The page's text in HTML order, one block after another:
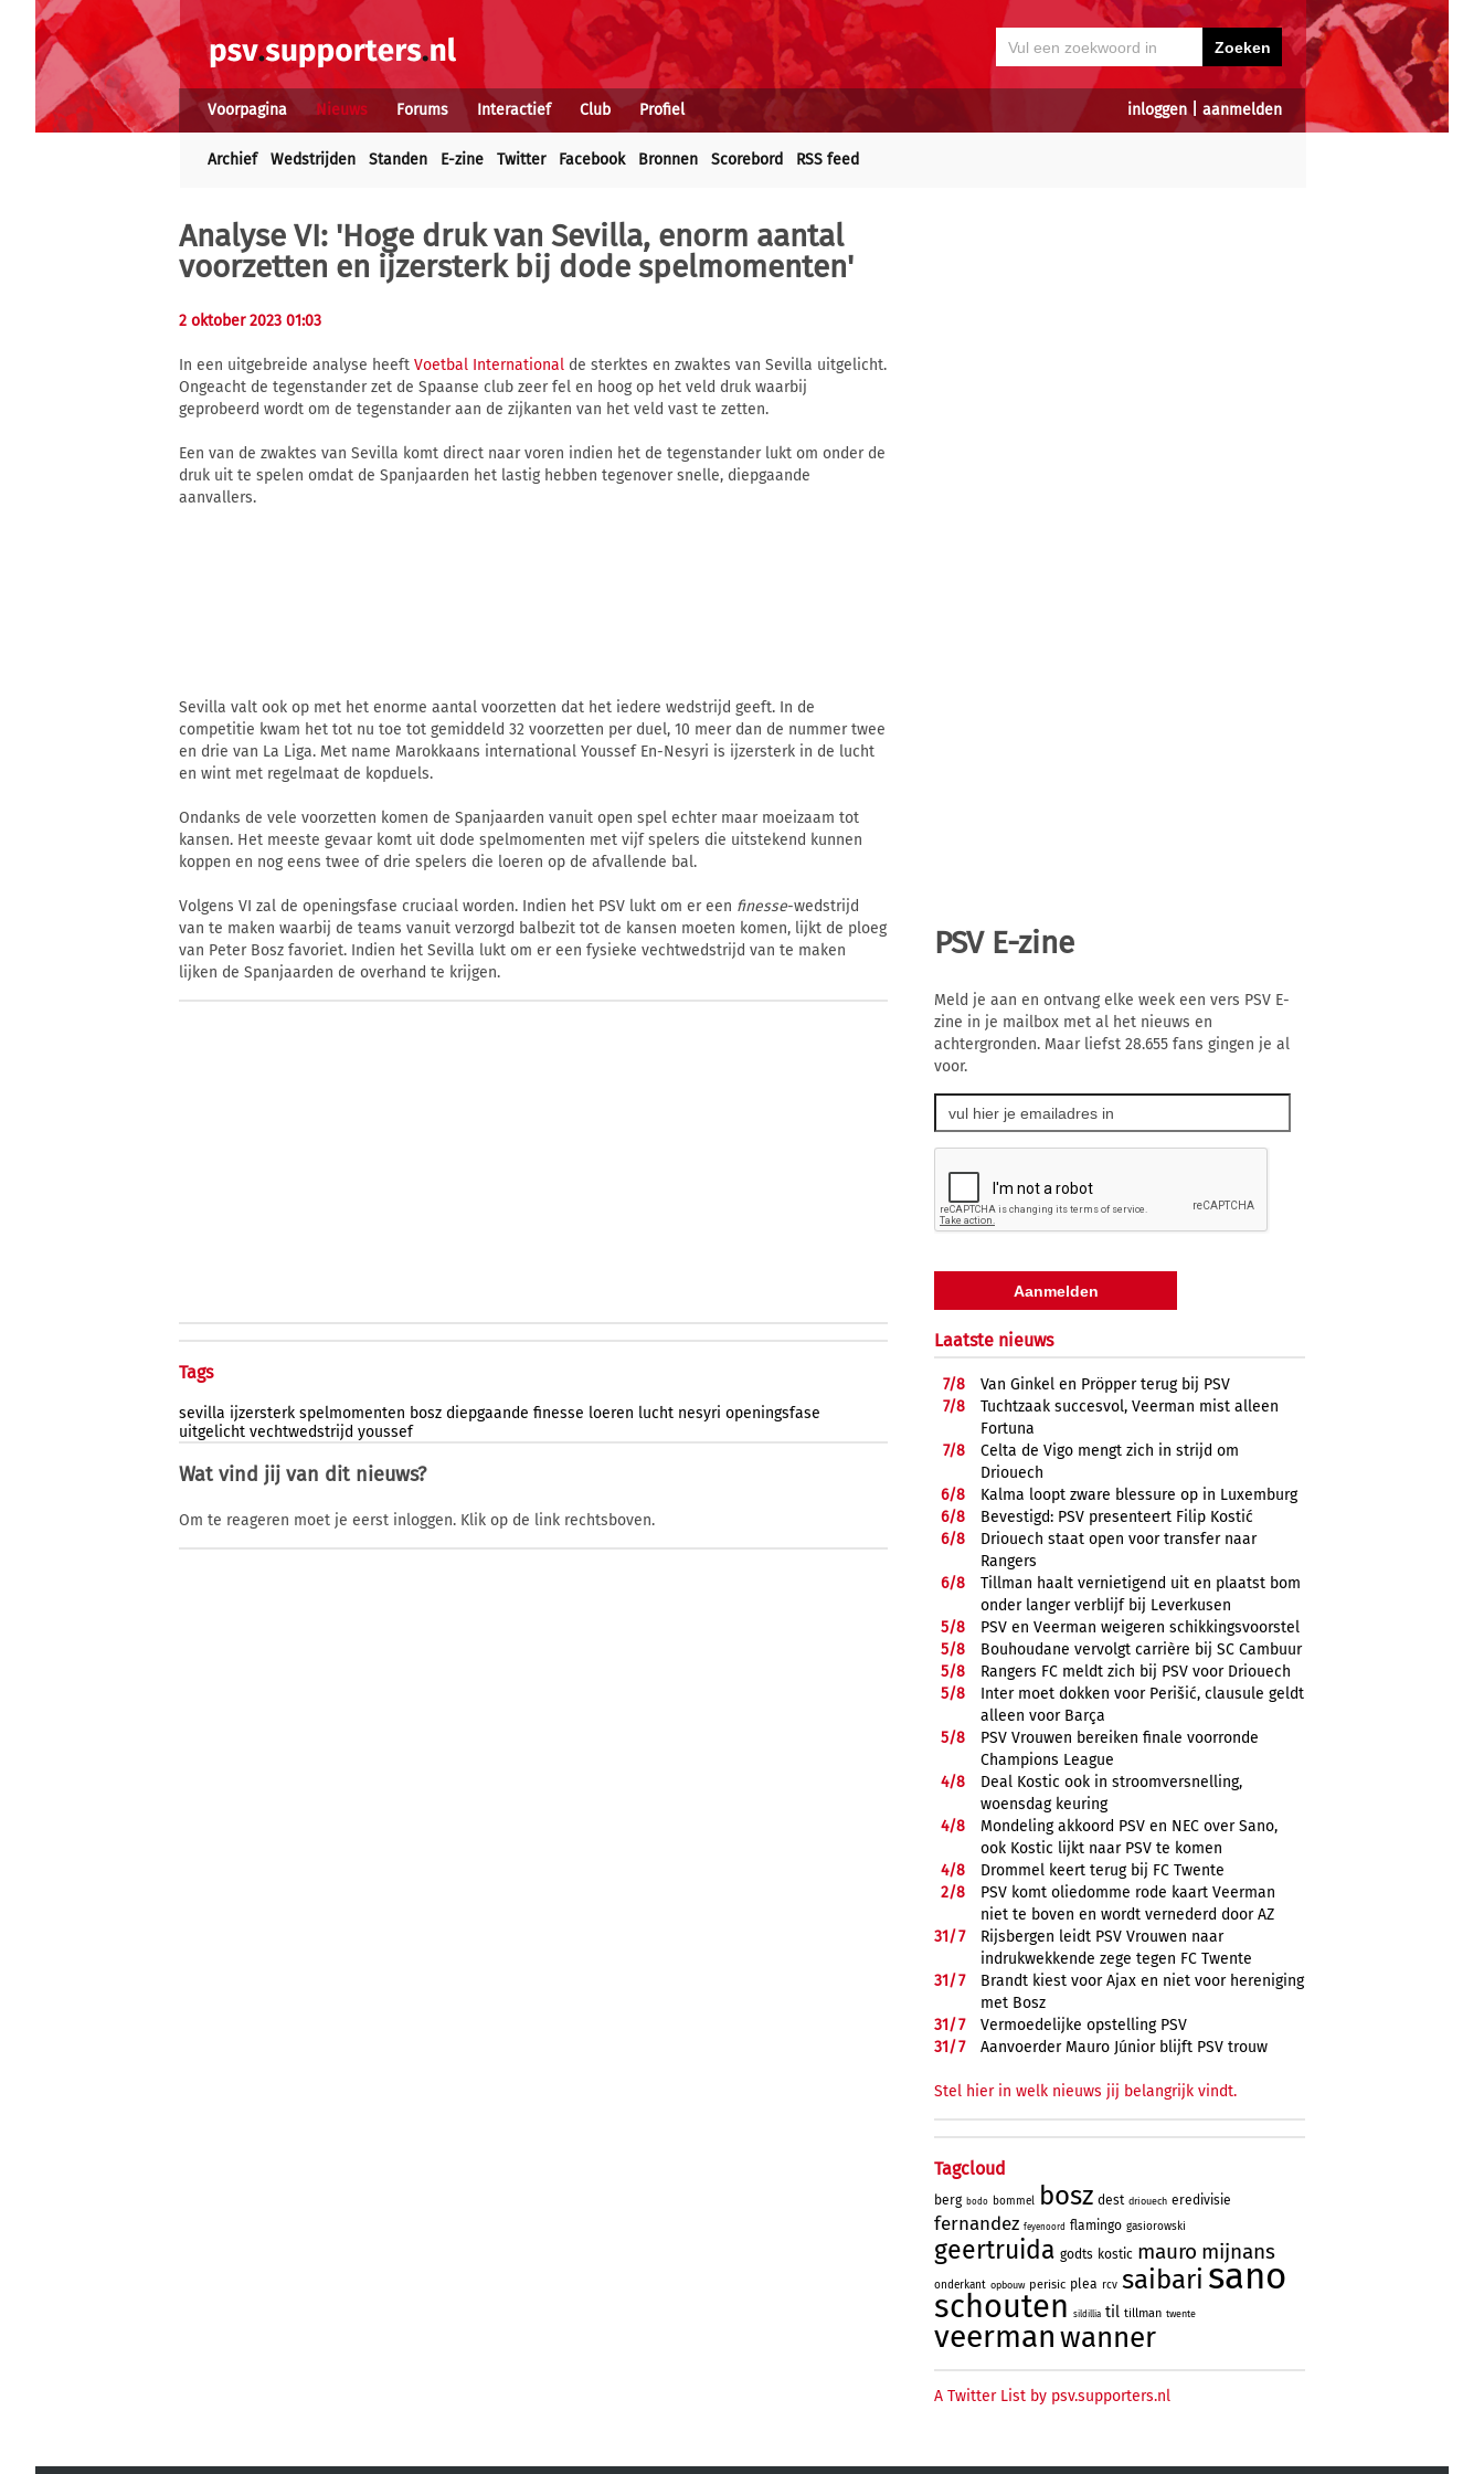
inloggen| aanmelden
Voorpagina Nieuws Forums Interactief Club Profiel
Archief Wedstrijden Standen E-zine Twitter Facebook Bronnen Scorebord RSS feed
Analyse VI: 'Hoge druk van Sevilla, enorm aantal
voorzetten en ijzersterk bij dode spelmomenten'
2 oktober 2023 01:03
In een uitgebreide analyse heeft Voetbal International de sterktes en zwaktes van Sevilla uitgelicht.
Ongeacht de tegenstander zet de Spaanse club zeer fel en hoog op het veld druk waarbij
geprobeerd wordt om de tegenstander aan de zijkanten van het veld vast te zetten.
Een van de zwaktes van Sevilla komt direct naar voren indien het de tegenstander lukt om onder de
druk uit te spelen omdat de Spanjaarden het lastig hebben tegenover snelle, diepgaande
aanvallers.
Sevilla valt ook op met het enorme aantal voorzetten dat het iedere wedstrijd geeft. In de
competitie kwam het tot nu toe tot gemiddeld 32 voorzetten per duel, 10 meer dan de nummer twee
en drie van La Liga. Met name Marokkaans international Youssef En-Nesyri is ijzersterk in de lucht
en wint met regelmaat de kopduels.
Ondanks de vele voorzetten komen de Spanjaarden vanuit open spel echter maar moeizaam tot
kansen. Het meeste gevaar komt uit dode spelmomenten met vijf spelers die uitstekend kunnen
koppen en nog eens twee of drie spelers die loeren op de afvallende bal.
Volgens VI zal de openingsfase cruciaal worden. Indien het PSV lukt om er een finesse-wedstrijd
van te maken waarbij de teams vanuit verzorgd balbezit tot de kansen moeten komen, lijkt de ploeg
van Peter Bosz favoriet. Indien het Sevilla lukt om er een fysieke vechtwedstrijd van te maken
lijken de Spanjaarden de overhand te krijgen.
Tags
sevilla ijzersterk spelmomenten bosz diepgaande finesse loeren lucht nesyri openingsfase
uitgelicht vechtwedstrijd youssef
Wat vind jij van dit nieuws?
Om te reageren moet je eerst inloggen. Klik op de link rechtsboven.
PSV E-zine
Meld je aan en ontvang elke week een vers PSV E-
zine in je mailbox met al het nieuws en
achtergronden. Maar liefst 28.655 fans gingen je al
voor.
Laatste nieuws
7/8
Van Ginkel en Pröpper terug bij PSV
7/8
Tuchtzaak succesvol, Veerman mist alleen
Fortuna
7/8
Celta de Vigo mengt zich in strijd om
Driouech
6/8
Kalma loopt zware blessure op in Luxemburg
6/8
Bevestigd: PSV presenteert Filip Kostić
6/8
Driouech staat open voor transfer naar
Rangers
6/8
Tillman haalt vernietigend uit en plaatst bom
onder langer verblijf bij Leverkusen
5/8
PSV en Veerman weigeren schikkingsvoorstel
5/8
Bouhoudane vervolgt carrière bij SC Cambuur
5/8
Rangers FC meldt zich bij PSV voor Driouech
5/8
Inter moet dokken voor Perišić, clausule geldt
alleen voor Barça
5/8
PSV Vrouwen bereiken finale voorronde
Champions League
4/8
Deal Kostic ook in stroomversnelling,
woensdag keuring
4/8
Mondeling akkoord PSV en NEC over Sano,
ook Kostic lijkt naar PSV te komen
4/8
Drommel keert terug bij FC Twente
2/8
PSV komt oliedomme rode kaart Veerman
niet te boven en wordt vernederd door AZ
31/7
Rijsbergen leidt PSV Vrouwen naar
indrukwekkende zege tegen FC Twente
31/7
Brandt kiest voor Ajax en niet voor hereniging
met Bosz
31/7
Vermoedelijke opstelling PSV
31/7 Aanvoerder Mauro Júnior blijft PSV trouw
Stel hier in welk nieuws jij belangrijk vindt.
Tagcloud
berg bodo bommel bosz dest driouech eredivisie
fernandez feyenoord flamingo gasiorowski
geertruida godts kostic mauro mijnans
onderkant opbouw perisic plea rcv saibari sano
schouten sildillia til tillman twente
veermanwanner
A Twitter List by psv.supporters.nl